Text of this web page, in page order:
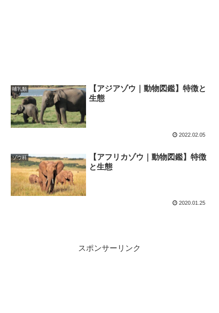
哺乳類
【アジアゾウ｜動物図鑑】特徴と
生態
2022.02.05
ゾウ科
【アフリカゾウ｜動物図鑑】特徴
と生態
2020.01.25
スポンサーリンク